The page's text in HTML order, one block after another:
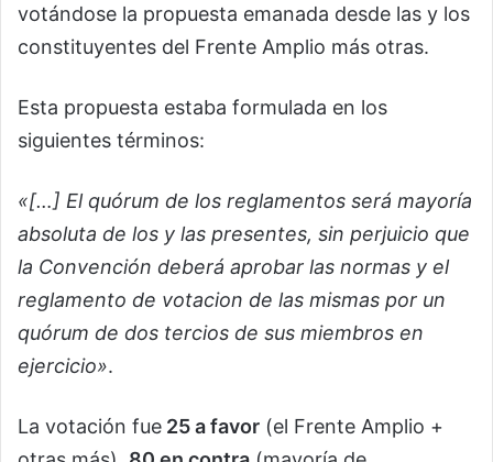
votándose la propuesta emanada desde las y los
constituyentes del Frente Amplio más otras.
Esta propuesta estaba formulada en los
siguientes términos:
«[…] El quórum de los reglamentos será mayoría
absoluta de los y las presentes, sin perjuicio que
la Convención deberá aprobar las normas y el
reglamento de votacion de las mismas por un
quórum de dos tercios de sus miembros en
ejercicio».
La votación fue 25 a favor (el Frente Amplio +